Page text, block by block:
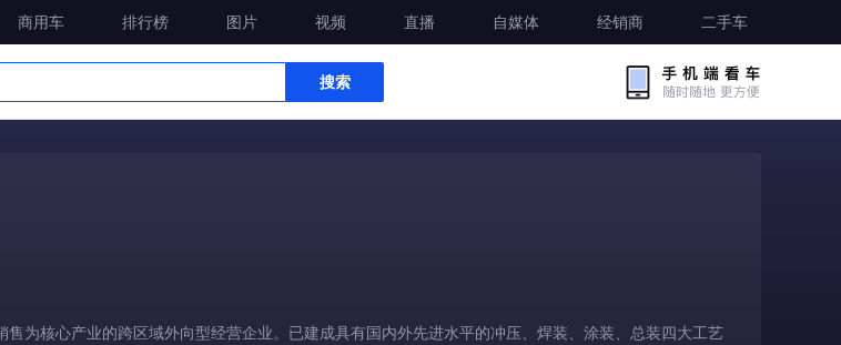
商用车 排行榜 图片 视频 直播 自媒体 经销商 二手车
搜索
核心产业的跨区域外向型经营企业。已建成具有国内外先进水平的冲压、焊装、涂装、总装四大工艺